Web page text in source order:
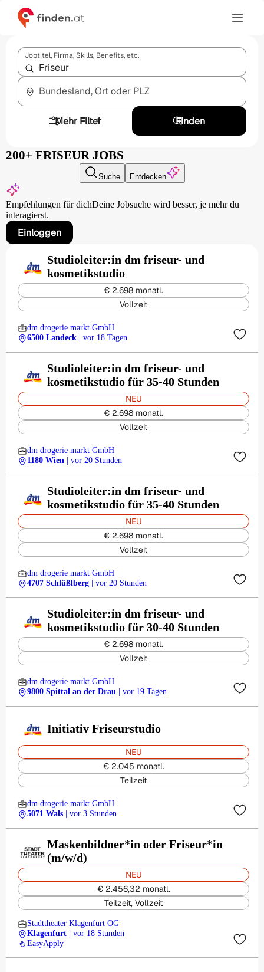
Jobtitel, Firma, Skills, Benefits, etc.
Bundesland, Ort oder PLZ
Mehr Filter
1 Finden
200+ FRISEUR JOBS
Suche Entdecken
Empfehlungen für dichDeine Jobsuche wird besser, je mehr du
interagierst.
Einloggen
Studioleiter:in dm friseur- und
kosmetikstudio
€ 2.698 monatl.
Vollzeit
dm drogerie markt GmbH
6500 Landeck
| vor 18 Tagen
Studioleiter:in dm friseur- und
kosmetikstudio für 35-40 Stunden
NEU
€ 2.698 monatl.
Vollzeit
dm drogerie markt GmbH
1180 Wien
| vor 20 Stunden
Studioleiter:in dm friseur- und
kosmetikstudio für 35-40 Stunden
NEU
€ 2.698 monatl.
Vollzeit
dm drogerie markt GmbH
4707 Schlüßlberg
| vor 20 Stunden
Studioleiter:in dm friseur- und
kosmetikstudio für 30-40 Stunden
€ 2.698 monatl.
Vollzeit
dm drogerie markt GmbH
9800 Spittal an der Drau
| vor 19 Tagen
Initiativ Friseurstudio
NEU
€ 2.045 monatl.
Teilzeit
dm drogerie markt GmbH
5071 Wals
| vor 3 Stunden
Maskenbildner*in oder Friseur*in
(m/w/d)
NEU
€ 2.456,32 monatl.
Teilzeit, Vollzeit
Stadttheater Klagenfurt OG
Klagenfurt
| vor 18 Stunden
EasyApply